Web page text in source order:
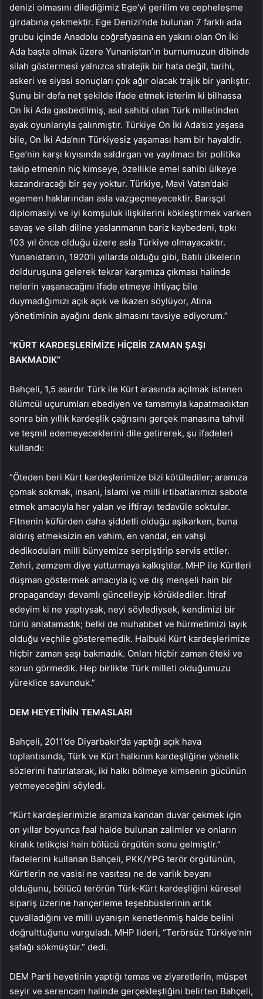
denizi olmasını dilediğimiz Ege’yi gerilim ve cepheleşme
girdabına çekmektir. Ege Denizi’nde bulunan 7 farklı ada
grubu içinde Anadolu coğrafyasına en yakını olan On İki
Ada başta olmak üzere Yunanistan’ın burnumuzun dibinde
silah göstermesi yalnızca stratejik bir hata değil, tarihi,
askeri ve siyasi sonuçları çok ağır olacak trajik bir yanlıştır.
Şunu bir defa net şekilde ifade etmek isterim ki bilhassa
On İki Ada gasbedilmiş, asıl sahibi olan Türk milletinden
ayak oyunlarıyla çalınmıştır. Türkiye On İki Ada’sız yaşasa
bile, On İki Ada’nın Türkiyesiz yaşaması ham bir hayaldir.
Ege’nin karşı kıyısında saldırgan ve yayılmacı bir politika
takip etmenin hiç kimseye, özellikle emel sahibi ülkeye
kazandıracağı bir şey yoktur. Türkiye, Mavi Vatan’daki
egemen haklarından asla vazgeçmeyecektir. Barışçıl
diplomasiyi ve iyi komşuluk ilişkilerini kökleştirmek varken
savaş ve silah diline yaslanmanın bariz kaybedeni, tıpkı
103 yıl önce olduğu üzere asla Türkiye olmayacaktır.
Yunanistan’ın, 1920’li yıllarda olduğu gibi, Batılı ülkelerin
dolduruşuna gelerek tekrar karşımıza çıkması halinde
nelerin yaşanacağını ifade etmeye ihtiyaç bile
duymadığımızı açık açık ve ikazen söylüyor, Atina
yönetiminin ayağını denk almasını tavsiye ediyorum.”
“KÜRT KARDEŞLERİMİZE HİÇBİR ZAMAN ŞAŞI
BAKMADIK”
Bahçeli, 1,5 asırdır Türk ile Kürt arasında açılmak istenen
ölümcül uçurumları ebediyen ve tamamıyla kapatmadıktan
sonra bin yıllık kardeşlik çağrısını gerçek manasına tahvil
ve teşmil edemeyeceklerini dile getirerek, şu ifadeleri
kullandı:
“Öteden beri Kürt kardeşlerimize bizi kötülediler; aramıza
çomak sokmak, insani, İslami ve milli irtibatlarımızı sabote
etmek amacıyla her yalan ve iftirayı tedavüle soktular.
Fitnenin küfürden daha şiddetli olduğu aşikarken, buna
aldırış etmeksizin en vahim, en vandal, en vahşi
dedikoduları milli bünyemize serpiştirip servis ettiler.
Zehri, zemzem diye yutturmaya kalkıştılar. MHP ile Kürtleri
düşman göstermek amacıyla iç ve dış menşeli hain bir
propagandayı devamlı güncelleyip körüklediler. İtiraf
edeyim ki ne yaptıysak, neyi söylediysek, kendimizi bir
türlü anlatamadık; belki de muhabbet ve hürmetimizi layık
olduğu veçhile gösteremedik. Halbuki Kürt kardeşlerimize
hiçbir zaman şaşı bakmadık. Onları hiçbir zaman öteki ve
sorun görmedik. Hep birlikte Türk milleti olduğumuzu
yüreklice savunduk.”
DEM HEYETİNİN TEMASLARI
Bahçeli, 2011’de Diyarbakır’da yaptığı açık hava
toplantısında, Türk ve Kürt halkının kardeşliğine yönelik
sözlerini hatırlatarak, iki halkı bölmeye kimsenin gücünün
yetmeyeceğini söyledi.
“Kürt kardeşlerimizle aramıza kandan duvar çekmek için
on yıllar boyunca faal halde bulunan zalimler ve onların
kiralık tetikçisi hain bölücü örgütün sonu gelmiştir.”
ifadelerini kullanan Bahçeli, PKK/YPG terör örgütünün,
Kürtlerin ne vasisi ne vasıtası ne de varlık beyanı
olduğunu, bölücü terörün Türk-Kürt kardeşliğini küresel
sipariş üzerine hançerleme teşebbüslerinin artık
çuvalladığını ve milli uyanışın kenetlenmiş halde belini
doğrulttuğunu vurguladı. MHP lideri, “Terörsüz Türkiye’nin
şafağı sökmüştür.” dedi.
DEM Parti heyetinin yaptığı temas ve ziyaretlerin, müspet
seyir ve serencam halinde gerçekleştiğini belirten Bahçeli,